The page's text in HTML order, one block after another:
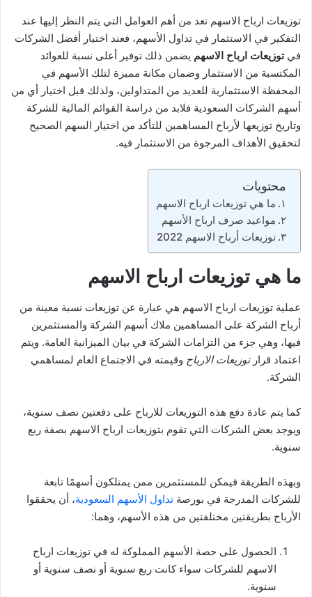
توزيعات ارباح الاسهم تعد من أهم العوامل التي يتم النظر إليها عند
التفكير في الاستثمار في تداول الأسهم، فعند اختيار أفضل الشركات
فيتوزيعات ارباح الاسهم يضمن ذلك توفير أعلى نسبة للعوائد
المكتسبة من الاستثمار وضمان مكانة مميزة لتلك الأسهم في
المحفظة الاستثمارية للعديد من المتداولين، ولذلك قبل اختيار أي من
أسهم الشركات السعودية فلابد من دراسة القوائم المالية للشركة
وتاريخ توزيعها لأرباح المساهمين للتأكد من اختيار السهم الصحيح
لتحقيق الأهداف المرجوة من الاستثمار فيه.
محتويات
ما هي توزيعات ارباح الاسهم
مواعيد صرف ارباح الأسهم
توزيعات أرباح الاسهم 2022
ما هي توزيعات ارباح الاسهم
عملية توزيعات ارباح الاسهم هي عبارة عن توزيعات نسبة معينة من
أرباح الشركة على المساهمين ملاك أسهم الشركة والمستثمرين
فيها، وهي جزء من التزامات الشركة في بيان الميزانية العامة. ويتم
اعتماد قرارتوزيعات الارباح وقيمته في الاجتماع العام لمساهمي
الشركة.
كما يتم عادة دفع هذه التوزيعات للارباح على دفعتين نصف سنوية،
ويوجد بعض الشركات التي تقوم بتوزيعات ارباح الاسهم بصفة ربع
سنوية.
وبهذه الطريقة فيمكن للمستثمرين ممن يمتلكون أسهمًا تابعة
للشركات المدرجة في بورصة تداول الأسهم السعودية، أن يحققوا
الأرباح بطريقتين مختلفتين من هذه الأسهم، وهما:
الحصول على حصة الأسهم المملوكة له في توزيعات ارباح
الاسهم للشركات سواء كانت ربع سنوية أو نصف سنوية أو
سنوية.